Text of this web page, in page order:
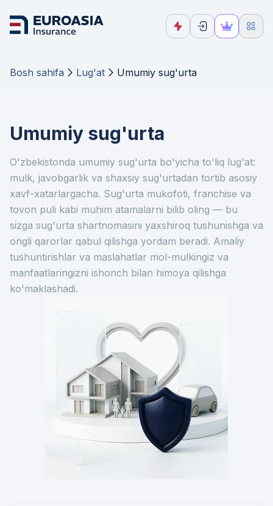
Bosh sahifa Lug'at Umumiy sug'urta
Umumiy sug'urta
O'zbekistonda umumiy sug'urta bo'yicha to'liq lug'at:
mulk, javobgarlik va shaxsiy sug'urtadan tortib asosiy
xavf-xatarlargacha. Sug'urta mukofoti, franchise va
tovon puli kabi muhim atamalarni bilib oling — bu
sizga sug'urta shartnomasini yaxshiroq tushunishga va
ongli qarorlar qabul qilishga yordam beradi. Amaliy
tushuntirishlar va maslahatlar mol-mulkingiz va
manfaatlaringizni ishonch bilan himoya qilishga
ko'maklashadi.